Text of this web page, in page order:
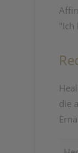
"Ich
die